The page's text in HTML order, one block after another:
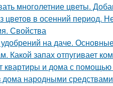
многолетние цветы.
цветов в осенний период.
Свойства
на даче.
Какой запах отпугивает
квартиры и дома с
народными